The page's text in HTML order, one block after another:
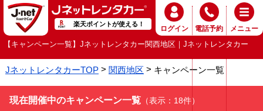
楽天ポイントが使える！
ログイン 電話予約 メニュー
【キャンペーン一覧】Jネットレンタカー関西地区｜Jネットレンタカー
JネットレンタカーTOP 関西地区 キャンペーン一覧
現在開催中のキャンペーン一覧（表示：18件）